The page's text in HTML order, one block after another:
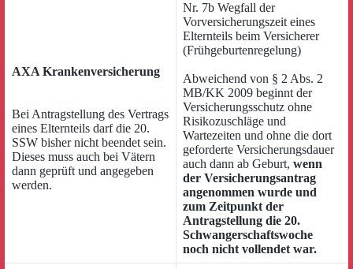
AXA Krankenversicherung
Bei Antragstellung des Vertrags
eines Elternteils darf die 20.
SSW bisher nicht beendet sein.
Dieses muss auch bei Vätern
dann geprüft und angegeben
werden.
Nr. 7b Wegfall der
Vorversicherungszeit eines
Elternteils beim Versicherer
(Frühgeburtenregelung)
Abweichend von § 2 Abs. 2
MB/KK 2009 beginnt der
Versicherungsschutz ohne
Risikozuschläge und
Wartezeiten und ohne die dort
geforderte Versicherungsdauer
auch dann ab Geburt, wenn
der Versicherungsantrag
angenommen wurde und
zum Zeitpunkt der
Antragstellung die 20.
Schwangerschaftswoche
noch nicht vollendet war.